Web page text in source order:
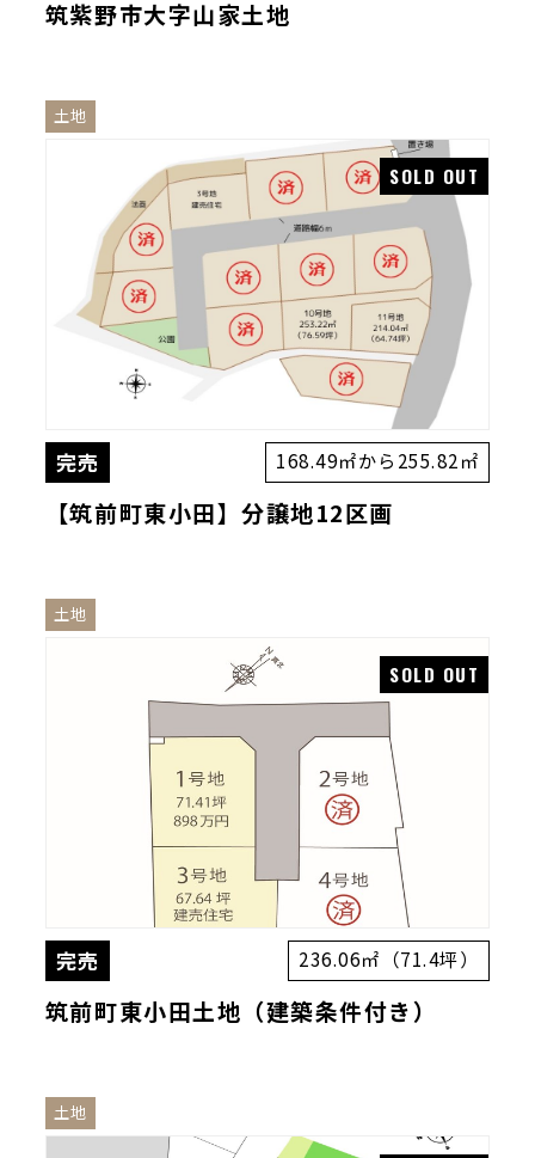
筑紫野市大字山家土地
土地
完売 168.49㎡から255.82㎡
【筑前町東小田】分譲地12区画
土地
完売 236.06㎡（71.4坪）
筑前町東小田土地（建築条件付き）
土地